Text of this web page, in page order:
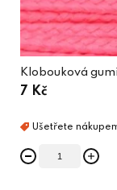
Klobouková
7 Kč